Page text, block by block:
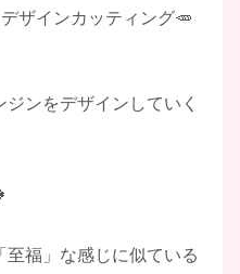
ザインカッティング🥕
ンをデザインしていく
福」な感じに似ている